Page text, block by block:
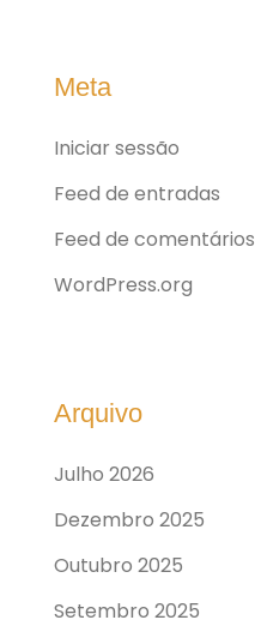
Meta
Iniciar sessão
Feed de entradas
Feed de comentários
WordPress.org
Arquivo
Julho 2026
Dezembro 2025
Outubro 2025
Setembro 2025